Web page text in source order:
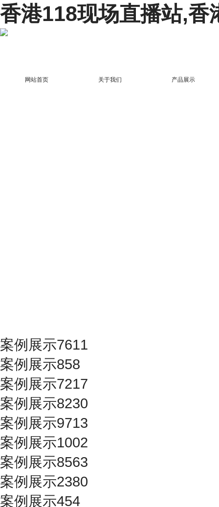
香港118现场直播站,香
网站首页 关于我们 产品展示
案例展示7611
案例展示858
案例展示7217
案例展示8230
案例展示9713
案例展示1002
案例展示8563
案例展示2380
案例展示454